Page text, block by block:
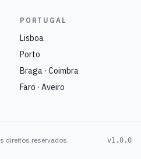
PORTUGAL
Lisboa
Porto
Braga · Coimbra
Faro · Aveiro
direitos reservados. v1.0.0